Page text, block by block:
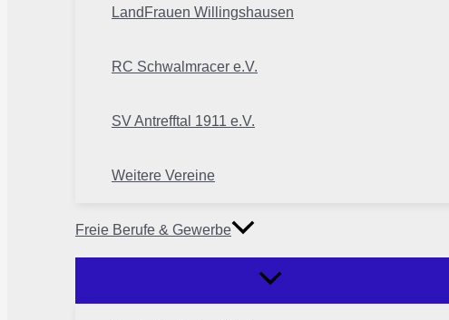
LandFrauen Willingshausen
RC Schwalmracer e.V.
SV Antrefftal 1911 e.V.
Weitere Vereine
Freie Berufe & Gewerbe